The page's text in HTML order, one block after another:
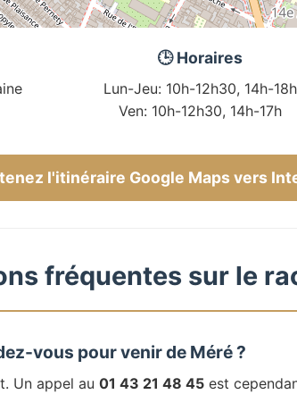
🕒 Horaires
Lun-Jeu: 10h-12h30, 14h-18h
Ven: 10h-12h30, 14h-17h
l'itinéraire Google Maps vers
fréquentes sur le
vous pour venir de Méré ?
Un appel au 01 43 21 48 45 est